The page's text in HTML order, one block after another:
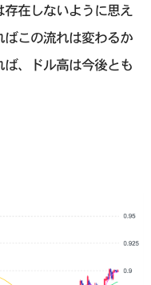
在しないように思え
この流れは変わるか
、ドル高は今後とも